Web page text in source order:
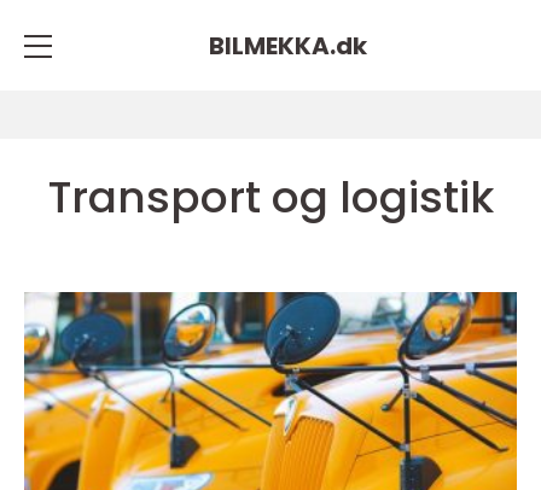
BILMEKKA.dk
Transport og logistik